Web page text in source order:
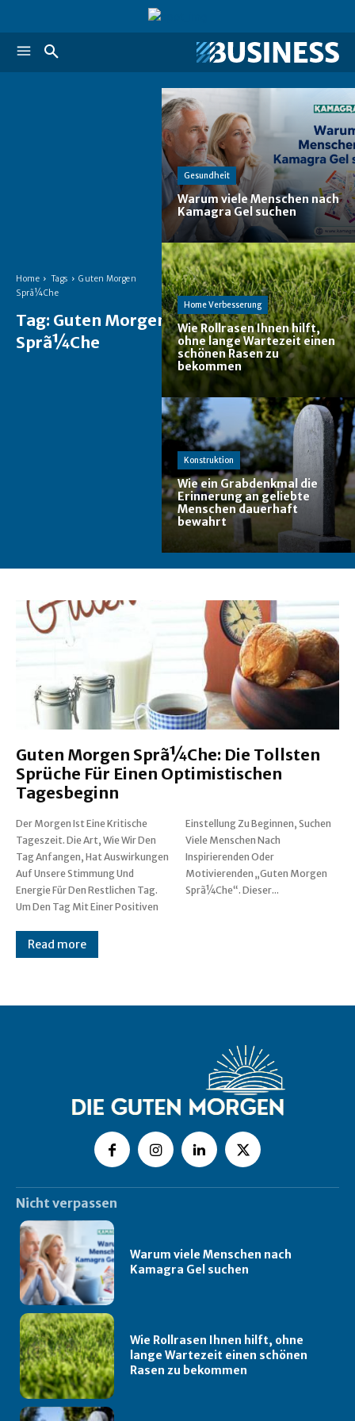
Home Tags
Guten Morgen
Sprã¼Che
Tag: Guten Morgen
Sprã¼Che
Gesundheit
Warum viele Menschen nach
Kamagra Gel suchen
Home Verbesserung
Wie Rollrasen Ihnen hilft,
ohne lange Wartezeit einen
schönen Rasen zu
bekommen
Konstruktion
Wie ein Grabdenkmal die
Erinnerung an geliebte
Menschen dauerhaft
bewahrt
Guten Morgen Sprã¼Che: Die Tollsten
Sprüche Für Einen Optimistischen
Tagesbeginn
Der Morgen Ist Eine Kritische
Tageszeit. Die Art, Wie Wir Den
Tag Anfangen, Hat Auswirkungen
Auf Unsere Stimmung Und
Energie Für Den Restlichen Tag.
Um Den Tag Mit Einer Positiven
Einstellung Zu Beginnen, Suchen
Viele Menschen Nach
Inspirierenden Oder
Motivierenden „Guten Morgen
Sprã¼Che“. Dieser...
Read more
Nicht verpassen
Warum viele Menschen nach
Kamagra Gel suchen
Wie Rollrasen Ihnen hilft, ohne
lange Wartezeit einen schönen
Rasen zu bekommen